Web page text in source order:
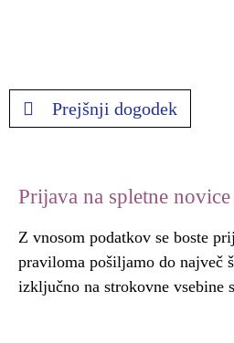
Prejšnji dogodek
Prijava na spletne novice
Z vnosom podatkov se boste
praviloma pošiljamo do največ
izključno na strokovne vsebine